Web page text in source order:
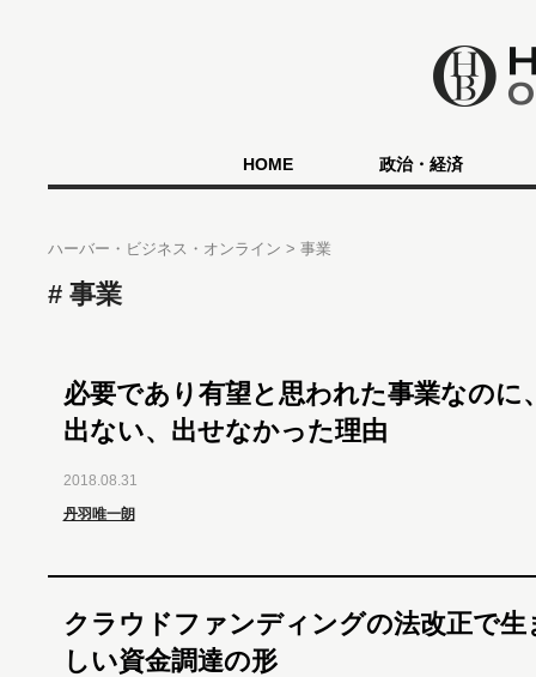
HOME 政治・経済
ハーバー・ビジネス・オンライン 事業
事業
必要であり有望と思われた事業なのに
出ない、出せなかった理由
2018.08.31
丹羽唯一朗
クラウドファンディングの法改正で生
しい資金調達の形